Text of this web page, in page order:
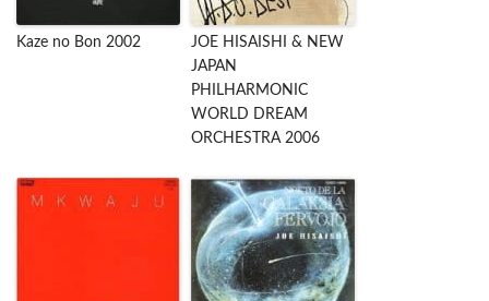
Kaze no Bon 2002
JOE HISAISHI & NEW
JAPAN
PHILHARMONIC
WORLD DREAM
ORCHESTRA 2006